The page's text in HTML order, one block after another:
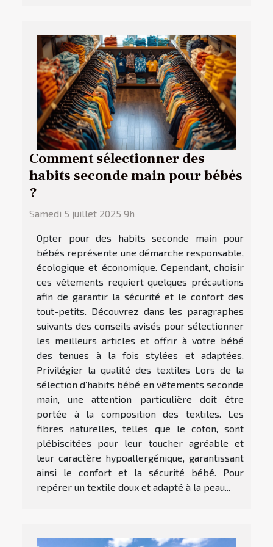
Comment sélectionner des
habits seconde main pour bébés
?
Samedi 5 juillet 2025 9h
Opter pour des habits seconde main pour
bébés représente une démarche responsable,
écologique et économique. Cependant, choisir
ces vêtements requiert quelques précautions
afin de garantir la sécurité et le confort des
tout-petits. Découvrez dans les paragraphes
suivants des conseils avisés pour sélectionner
les meilleurs articles et offrir à votre bébé
des tenues à la fois stylées et adaptées.
Privilégier la qualité des textiles Lors de la
sélection d’habits bébé en vêtements seconde
main, une attention particulière doit être
portée à la composition des textiles. Les
fibres naturelles, telles que le coton, sont
plébiscitées pour leur toucher agréable et
leur caractère hypoallergénique, garantissant
ainsi le confort et la sécurité bébé. Pour
repérer un textile doux et adapté à la peau...